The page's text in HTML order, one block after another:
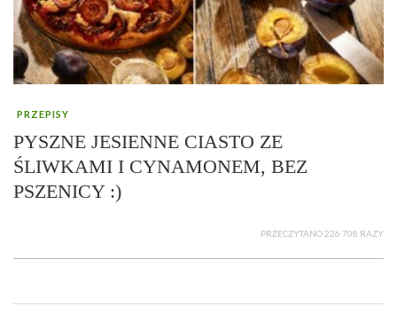
PRZEPISY
PYSZNE JESIENNE CIASTO ZE
ŚLIWKAMI I CYNAMONEM, BEZ
PSZENICY :)
PRZECZYTANO 226 708 RAZY